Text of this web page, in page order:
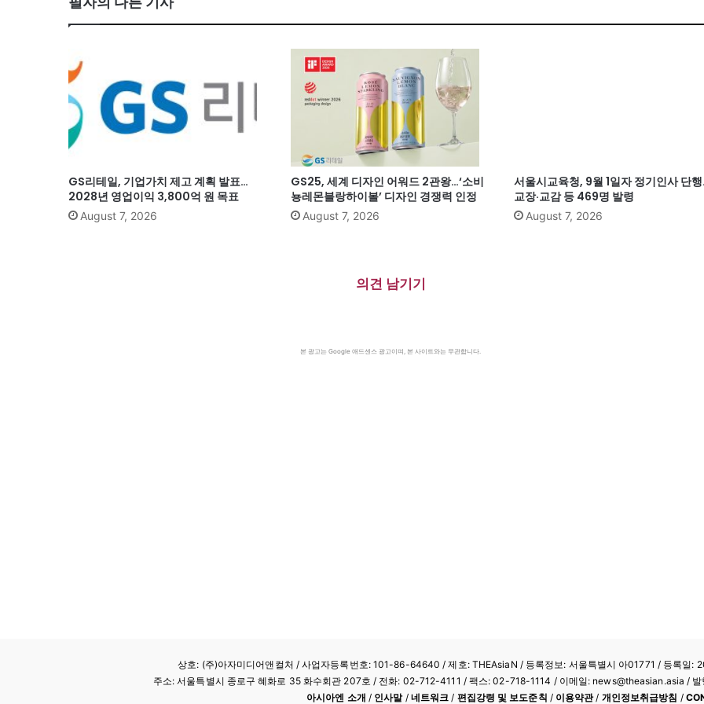
GS리테일, 기업가치 제고 계획 발표…
2028년 영업이익 3,800억 원 목표
August 7, 2026
GS25, 세계 디자인 어워드 2관왕…‘소비
뇽레몬블랑하이볼’ 디자인 경쟁력 인정
August 7, 2026
서울시교육청, 9월 1일자 정기인사 단
교장·교감 등 469명 발령
August 7, 2026
의견 남기기
본 광고는 Google 애드센스 광고이며, 본 사이트와는 무관합니다.
상호: (주)아자미디어앤컬처 /사업자등록번호: 101-86-64640 / 제호: THEAsiaN / 등록정보: 서울특별시 아01771 / 등록일:
주소: 서울특별시 종로구 혜화로 35 화수회관 207호 / 전화: 02-712-4111 / 팩스: 02-718-1114 / 이메일: news@theasian.asia / 발
아시아엔 소개 / 인사말/ 네트워크 / 편집강령 및 보도준칙 / 이용약관/ 개인정보취급방침 /